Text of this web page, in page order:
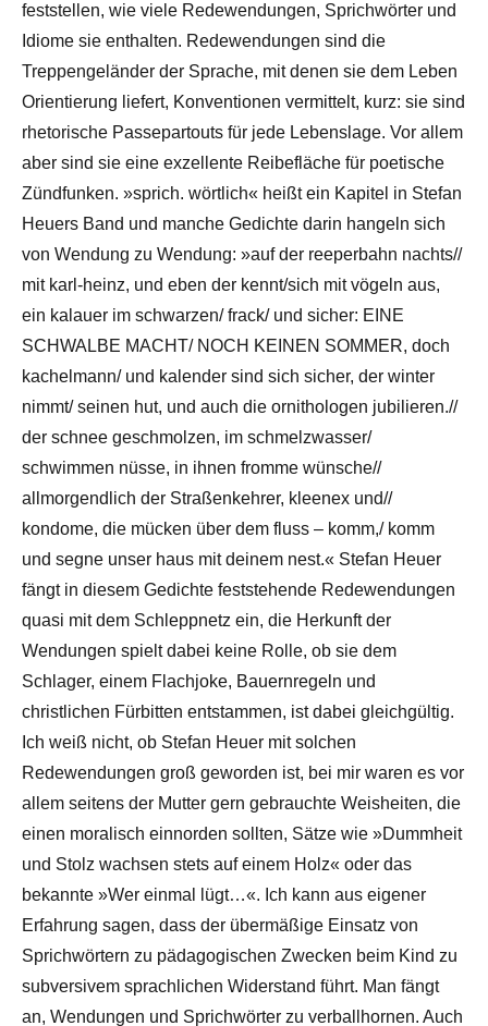
feststellen, wie viele Redewendungen, Sprichwörter und
Idiome sie enthalten. Redewendungen sind die
Treppengeländer der Sprache, mit denen sie dem Leben
Orientierung liefert, Konventionen vermittelt, kurz: sie sind
rhetorische Passepartouts für jede Lebenslage. Vor allem
aber sind sie eine exzellente Reibefläche für poetische
Zündfunken. »sprich. wörtlich« heißt ein Kapitel in Stefan
Heuers Band und manche Gedichte darin hangeln sich
von Wendung zu Wendung: »auf der reeperbahn nachts//
mit karl-heinz, und eben der kennt/sich mit vögeln aus,
ein kalauer im schwarzen/ frack/ und sicher: EINE
SCHWALBE MACHT/ NOCH KEINEN SOMMER, doch
kachelmann/ und kalender sind sich sicher, der winter
nimmt/ seinen hut, und auch die ornithologen jubilieren.//
der schnee geschmolzen, im schmelzwasser/
schwimmen nüsse, in ihnen fromme wünsche//
allmorgendlich der Straßenkehrer, kleenex und//
kondome, die mücken über dem fluss – komm,/ komm
und segne unser haus mit deinem nest.« Stefan Heuer
fängt in diesem Gedichte feststehende Redewendungen
quasi mit dem Schleppnetz ein, die Herkunft der
Wendungen spielt dabei keine Rolle, ob sie dem
Schlager, einem Flachjoke, Bauernregeln und
christlichen Fürbitten entstammen, ist dabei gleichgültig.
Ich weiß nicht, ob Stefan Heuer mit solchen
Redewendungen groß geworden ist, bei mir waren es vor
allem seitens der Mutter gern gebrauchte Weisheiten, die
einen moralisch einnorden sollten, Sätze wie »Dummheit
und Stolz wachsen stets auf einem Holz« oder das
bekannte »Wer einmal lügt…«. Ich kann aus eigener
Erfahrung sagen, dass der übermäßige Einsatz von
Sprichwörtern zu pädagogischen Zwecken beim Kind zu
subversivem sprachlichen Widerstand führt. Man fängt
an, Wendungen und Sprichwörter zu verballhornen. Auch